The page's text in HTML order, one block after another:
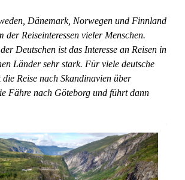
Dänemark, Norwegen und Finnland
der Reiseinteressen vieler Menschen.
Deutschen ist das Interesse an Reisen in
Länder sehr stark. Für viele deutsche
Reise nach Skandinavien über
Fähre nach Göteborg und führt dann